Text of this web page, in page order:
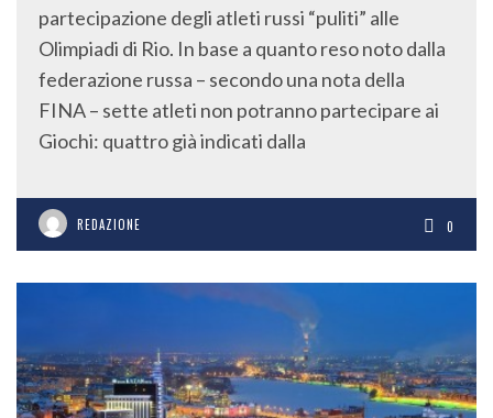
partecipazione degli atleti russi “puliti” alle
Olimpiadi di Rio. In base a quanto reso noto dalla
federazione russa – secondo una nota della
FINA – sette atleti non potranno partecipare ai
Giochi: quattro già indicati dalla
REDAZIONE 0